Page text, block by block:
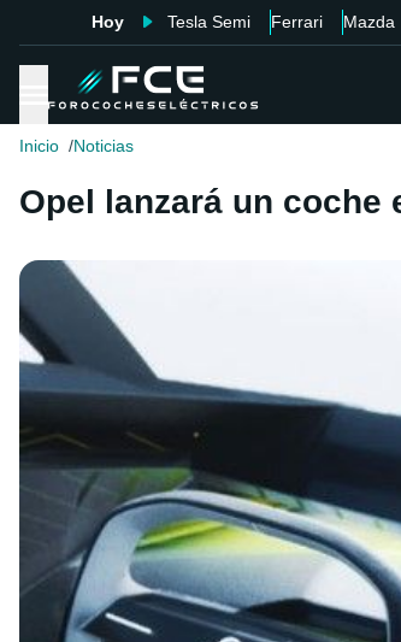
Hoy Tesla Semi Ferrari Mazda
Inicio Noticias
Opel lanzará un coche